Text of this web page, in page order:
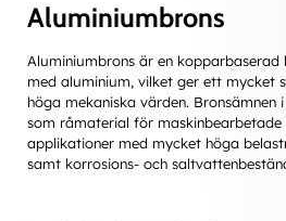
Aluminiumbrons
Aluminiumbrons är en kopparbaserad
med aluminium, vilket ger ett mycket
höga mekaniska värden. Bronsämnen
som råmaterial för maskinbearbetade
applikationer med mycket höga
samt korrosions- och